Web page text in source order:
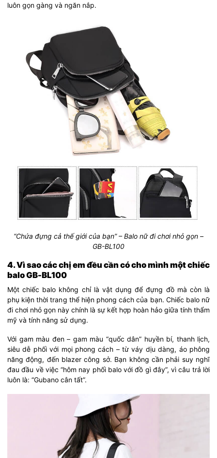
luôn gọn gàng và ngăn nắp.
“Chứa đựng cả thế giới của bạn” – Balo nữ đi chơi nhỏ gọn –
GB-BL100
4. Vì sao các chị em đều cần có cho mình một chiếc
balo GB-BL100
Một chiếc balo không chỉ là vật dụng để đựng đồ mà còn là
phụ kiện thời trang thể hiện phong cách của bạn. Chiếc balo nữ
đi chơi nhỏ gọn này chính là sự kết hợp hoàn hảo giữa tính thẩm
mỹ và tính năng sử dụng.
Với gam màu đen – gam màu “quốc dân” huyền bí, thanh lịch,
siêu dễ phối với mọi phong cách – từ váy dịu dàng, áo phông
năng động, đến blazer công sở. Bạn không cần phải suy nghĩ
đau đầu về việc “hôm nay phối balo với đồ gì đây”, vì câu trả lời
luôn là: “Gubano cân tất”.